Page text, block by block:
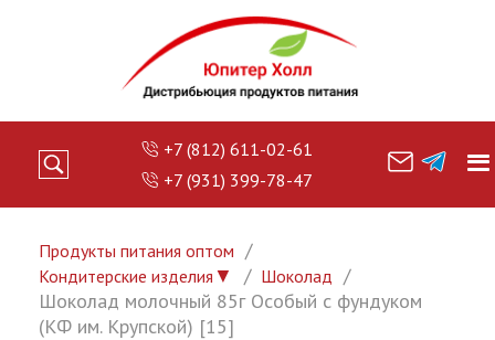
+7 (812) 611-02-61
+7 (931) 399-78-47
Продукты питания оптом
Кондитерские изделия ▼ Шоколад
Шоколад молочный 85г Особый с фундуком
(КФ им. Крупской) [15]